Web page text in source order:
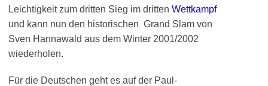
Leichtigkeit zum dritten Sieg im dritten Wettkampf
und kann nun den historischen Grand Slam von
Sven Hannawald aus dem Winter 2001/2002
wiederholen.
Für die Deutschen geht es auf der Paul-